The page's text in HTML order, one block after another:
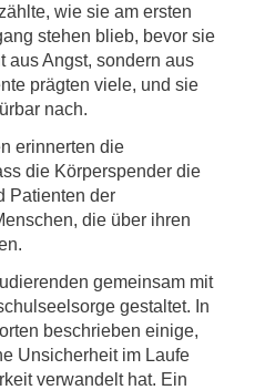
wie sie am ersten
stehen blieb, bevor sie
aus Angst, sondern aus
prägten viele, und sie
nach.
erinnerten die
die Körperspender die
Patienten der
die über ihren
gemeinsam mit
gestaltet. In
beschrieben einige,
Unsicherheit im Laufe
verwandelt hat. Ein